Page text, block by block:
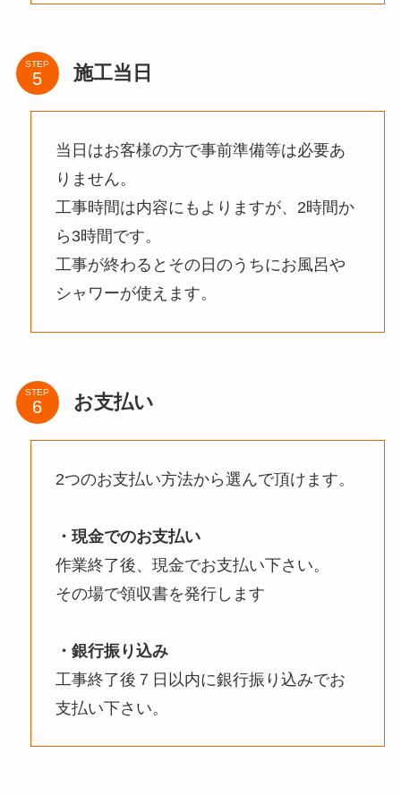
STEP 施工当日
当日はお客様の方で事前準備等は必要あ
りません。
工事時間は内容にもよりますが、2時間か
ら3時間です。
工事が終わるとその日のうちにお風呂や
シャワーが使えます。
STEP お支払い
2つのお支払い方法から選んで頂けます。
・現金でのお支払い
作業終了後、現金でお支払い下さい。
その場で領収書を発行します
・銀行振り込み
工事終了後７日以内に銀行振り込みでお
支払い下さい。